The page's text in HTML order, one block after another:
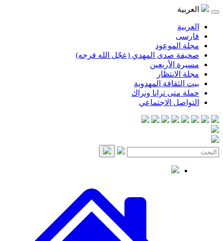
المهدي (عجّل الله فرجه)
المهدوية
ترانا ونراك
الاجتماعي